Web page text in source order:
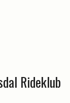
Rideklub